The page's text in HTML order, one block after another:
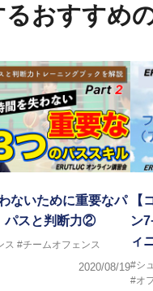
2016年U13ナショナル
2017年U13ナショナ
2017年男子日本代表
2018年U22日本代表
2018年U12ナショナル
2018年U13ナショナ
2018年～2021年男子
るおすすめ
ないために重要なパ
パスと判断力②
ス #チームオフェンス
2020/08/19
【
ン
ィ
#シ
#オ